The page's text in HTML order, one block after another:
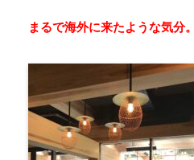
まるで海外に来たような気分。